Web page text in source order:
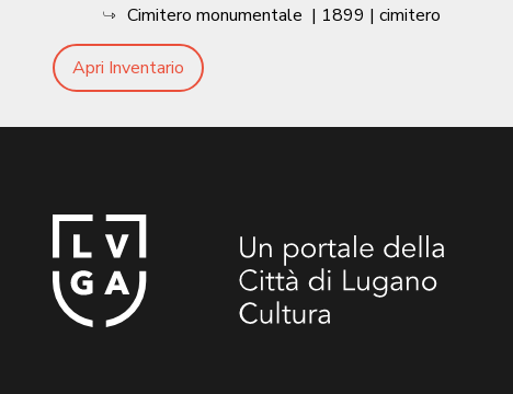
Cimitero monumentale | 1899 | cimitero
Apri Inventario